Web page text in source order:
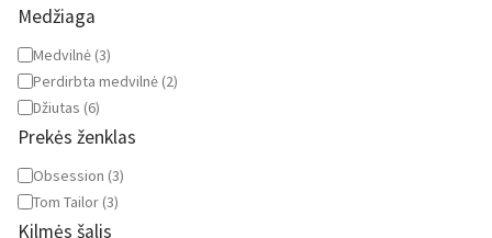
Medžiaga
Medžiaga
Medvilnė (3)
Perdirbta medvilnė (2)
Džiutas (6)
Prekės ženklas
Prekės
ženklas
Obsession (3)
Tom Tailor (3)
Kilmės šalis